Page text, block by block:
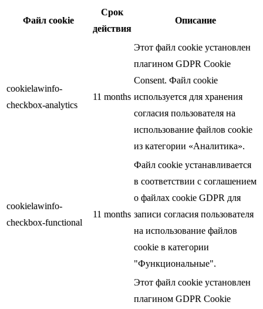
Файл cookie
Срок
действия
Описание
cookielawinfo-
checkbox-analytics
11 months
Этот файл cookie установлен
плагином GDPR Cookie
Consent. Файл cookie
используется для хранения
согласия пользователя на
использование файлов cookie
из категории «Аналитика».
cookielawinfo-
checkbox-functional
11 months
Файл cookie устанавливается
в соответствии с соглашением
о файлах cookie GDPR для
записи согласия пользователя
на использование файлов
cookie в категории
"Функциональные".
Этот файл cookie установлен
плагином GDPR Cookie